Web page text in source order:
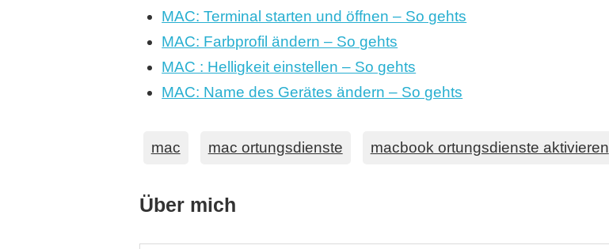
MAC: Terminal starten und öffnen – So gehts
MAC: Farbprofil ändern – So gehts
MAC : Helligkeit einstellen – So gehts
MAC: Name des Gerätes ändern – So gehts
mac mac ortungsdienste macbook ortungsdienste aktivieren
Über mich